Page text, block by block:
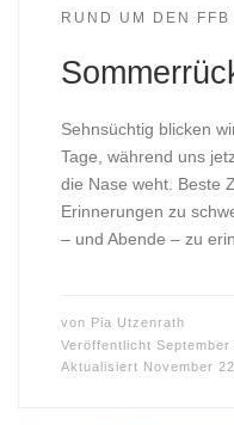
RUND UM DEN FFB
Sehnsüchtig blicken
Tage, während uns
die Nase weht. Beste
Erinnerungen zu
– und Abende – zu
von Pia Utzenrath
Veröffentlicht September
Aktualisiert November